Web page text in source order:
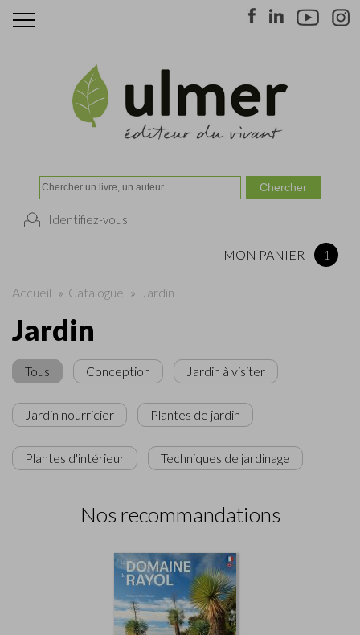
Identifiez-vous
MON PANIER 1
Accueil » Catalogue » Jardin
Jardin
Tous Conception Jardin à visiter
Jardin nourricier Plantes de jardin
Plantes d'intérieur Techniques de jardinage
Nos recommandations